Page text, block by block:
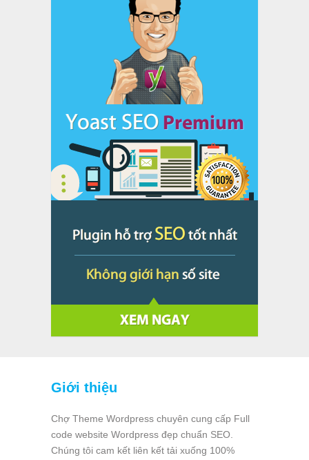
Giới thiệu
Chợ Theme Wordpress chuyên cung cấp Full
code website Wordpress đẹp chuẩn SEO.
Chúng tôi cam kết liên kết tải xuống 100%